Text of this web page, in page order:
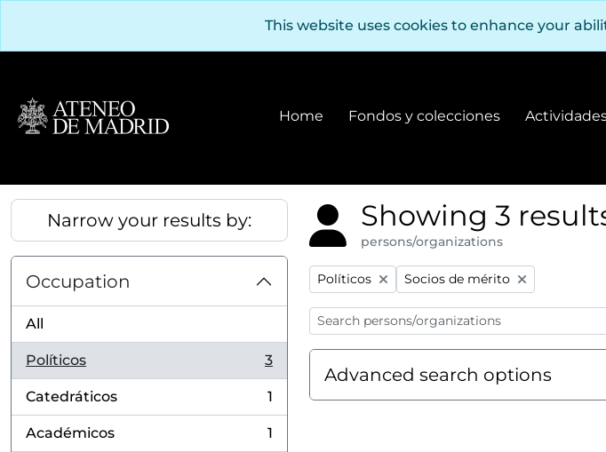
This website uses cookies to enhance your
Home Fondos y colecciones
Fondos y colecciones
Narrow your results by:
Occupation
All
Políticos
, 3 results
3
Catedráticos
, 1 results
1
Académicos
, 1 results
1
Showing 3
persons/organizations
Remove filter:
Políticos Remove filter:
Socios de mérito
Advanced search options